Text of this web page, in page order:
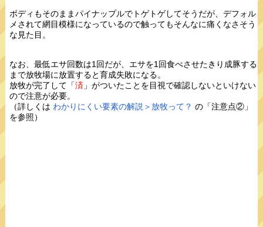
ボディもそのままパイナップルでトゲトゲしてそうだが、デフォル
メされて網目模様になっているので触ってもそんなに痛くなさそう
な見た目。
なお、最低エサ回数は1回だが、エサを1回食べさせたきり成豚する
まで放牧場に放置すると育成失敗になる。
放牧が完了して「済 」がついたことを目視で確認しないといけない
ので注意が必要。
（詳しくは わかりにくい要素の解説＞放牧って？ の「注意点②」
を参照）